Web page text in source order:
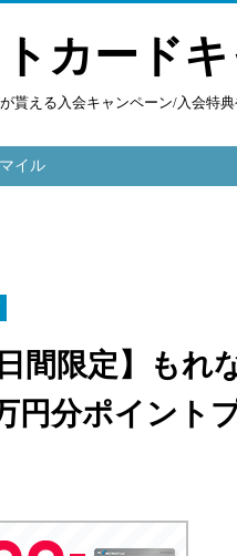
カード
貰える入会キャンペーン/入会特
イル
限定】もれ
円分ポイント